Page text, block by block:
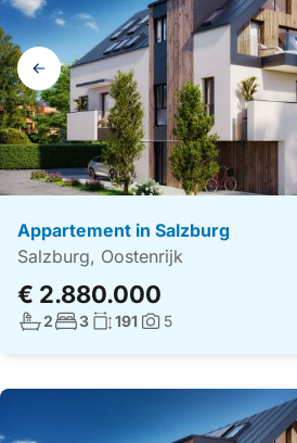
Galerij
navigatie
Appartement in Salzburg
Salzburg, Oostenrijk
€ 2.880.000
Aantal badkamers:
2Aantal slaapkamers:
3Woonoppervlakte:
191 Foto's:
5